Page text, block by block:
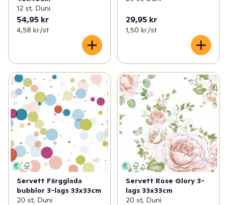
12 st, Duni
54,95 kr
4,58 kr /st
29,95 kr
1,50 kr /st
Servett Färgglada
bubblor 3-lags 33x33cm
20 st, Duni
Servett Rose Glory 3-
lags 33x33cm
20 st, Duni